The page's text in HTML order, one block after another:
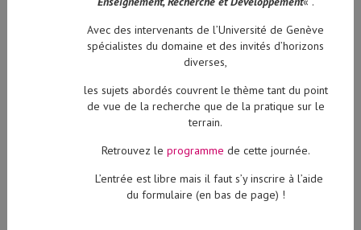
Avec des intervenants de l’Université de Genève
spécialistes du domaine et des invités d’horizons
diverses,
les sujets abordés couvrent le thème tant du point
de vue de la recherche que de la pratique sur le
terrain.
Retrouvez le programme de cette journée.
L’entrée est libre mais il faut s’y inscrire à l’aide
du formulaire (en bas de page) !